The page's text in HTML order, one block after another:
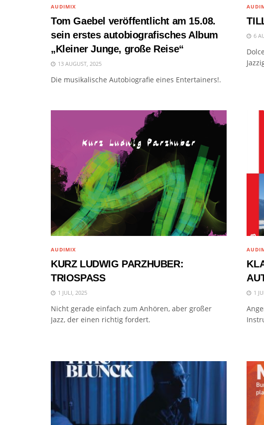
AUDIMIX
Tom Gaebel veröffentlicht am 15.08.
sein erstes autobiografisches Album
„Kleiner Junge, große Reise“
13 AUGUST, 2025
Die musikalische Autobiografie eines Entertainers!.
6
AUDIMIX
KURZ LUDWIG PARZHUBER:
TRIOSPASS
1 JULI, 2025
Nicht gerade einfach zum Anhören, aber großer
Jazz, der einen richtig fordert.
1